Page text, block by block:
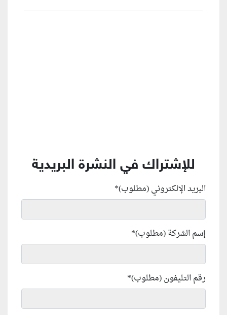
للإشتراك في النشرة البريدية
البريد الإلكتروني (مطلوب)*
إسم الشركة (مطلوب)*
رقم التليفون (مطلوب)*